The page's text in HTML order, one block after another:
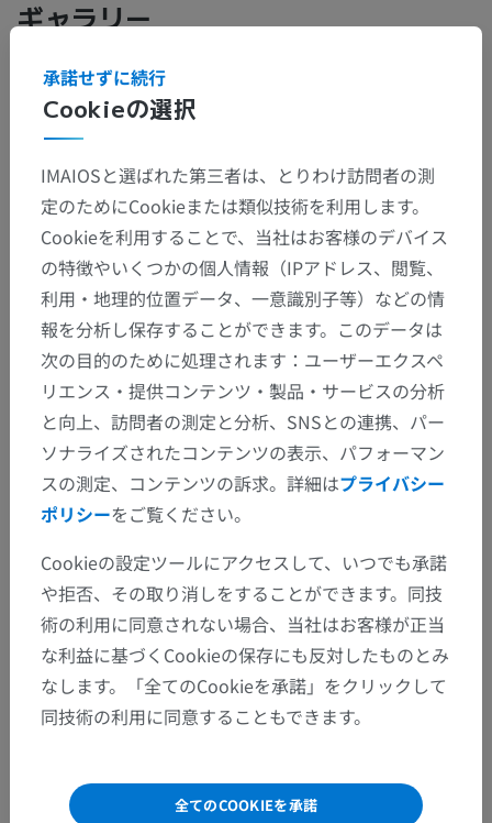
ギャラリー
解剖学的階層
Cookieの選択
承諾せずに続行
IMAIOSと選ばれた第三者は、とりわけ訪問者の測
定のためにCookieまたは類似技術を利用します。
Cookieを利用することで、当社はお客様のデバイス
の特徴やいくつかの個人情報（IPアドレス、閲覧、
利用・地理的位置データ、一意識別子等）などの情
報を分析し保存することができます。このデータは
次の目的のために処理されます：ユーザーエクスペ
リエンス・提供コンテンツ・製品・サービスの分析
と向上、訪問者の測定と分析、SNSとの連携、パー
ソナライズされたコンテンツの表示、パフォーマン
スの測定、コンテンツの訴求。詳細はプライバシー
ポリシーをご覧ください。
Cookieの設定ツールにアクセスして、いつでも承諾
や拒否、その取り消しをすることができます。同技
術の利用に同意されない場合、当社はお客様が正当
な利益に基づくCookieの保存にも反対したものとみ
なします。「全てのCookieを承諾」をクリックして
同技術の利用に同意することもできます。
全てのCOOKIEを承諾